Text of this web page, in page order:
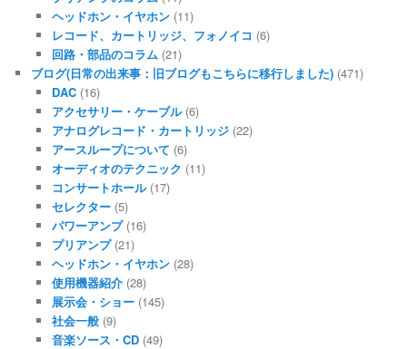
ヘッドホン・イヤホン(11)
レコード、カートリッジ、フォノイコ (6)
回路・部品のコラム(21)
ブログ(日常の出来事：旧ブログもこちらに移行しました) (471)
DAC(16)
アクセサリー・ケーブル(6)
アナログレコード・カートリッジ(22)
アースループについて (6)
オーディオのテクニック (11)
コンサートホール(17)
セレクター(5)
パワーアンプ(16)
プリアンプ(21)
ヘッドホン・イヤホン(28)
使用機器紹介(28)
展示会・ショー(145)
社会一般(9)
音楽ソース・CD(49)